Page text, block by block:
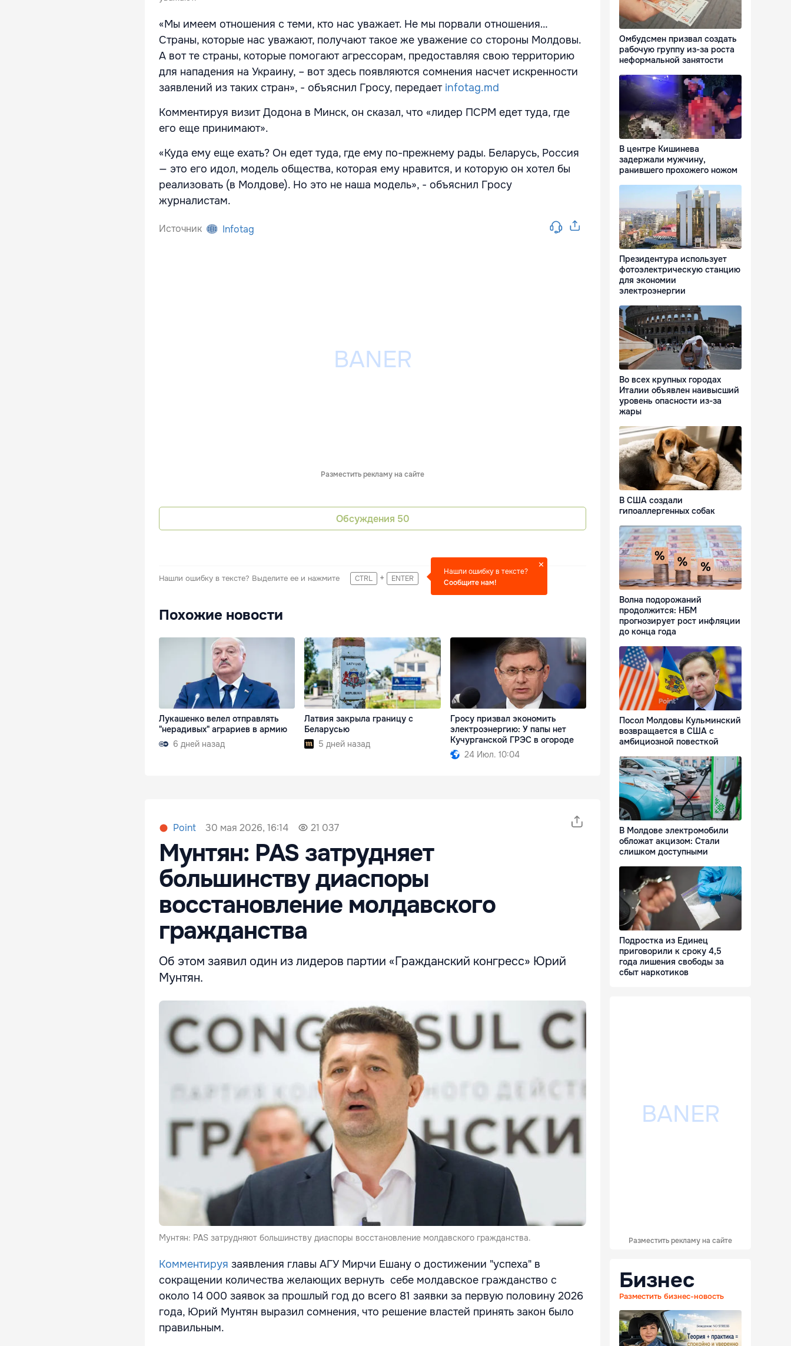
«Мы имеем отношения с теми, кто нас уважает. Не мы порвали отношения…
Страны, которые нас уважают, получают такое же уважение со стороны Молдовы.
А вот те страны, которые помогают агрессорам, предоставляя свою территорию
для нападения на Украину, – вот здесь появляются сомнения насчет искренности
заявлений из таких стран», - объяснил Гросу, передаетinfotag.md
Комментируя визит Додона в Минск, он сказал, что «лидер ПСРМ едет туда, где
его еще принимают».
«Куда ему еще ехать? Он едет туда, где ему по-прежнему рады. Беларусь, Россия
— это его идол, модель общества, которая ему нравится, и которую он хотел бы
реализовать (в Молдове). Но это не наша модель», - объяснил Гросу
журналистам.
Источник Infotag
Разместить рекламу на сайте
Обсуждения 50
Нашли ошибку в тексте? Выделите ее и нажмите CTRL + ENTER
Нашли ошибку в тексте?
Сообщите нам!
Похожие новости
Лукашенко велел отправлять
"нерадивых" аграриев в армию
6 дней назад
Латвия закрыла границу с
Беларусью
5 дней назад
Гросу призвал экономить
электроэнергию: У папы нет
Кучурганской ГРЭС в огороде
24 Июл. 10:04
Point 30 мая 2026, 16:14 21 037
Мунтян: PAS затрудняет
большинству диаспоры
восстановление молдавского
гражданства
Об этом заявил один из лидеров партии «Гражданский конгресс» Юрий
Мунтян.
Мунтян: PAS затрудняют большинству диаспоры восстановление молдавского гражданства.
Комментируя заявления главы АГУ Мирчи Ешану о достижении "успеха" в
сокращении количества желающих вернуть себе молдавское гражданство с
около 14 000 заявок за прошлый год до всего 81 заявки за первую половину 2026
года, Юрий Мунтян выразил сомнения, что решение властей принять закон было
правильным.
Омбудсмен призвал создать
рабочую группу из-за роста
неформальной занятости
В центре Кишинева
задержали мужчину,
ранившего прохожего ножом
Президентура использует
фотоэлектрическую станцию
для экономии
электроэнергии
Во всех крупных городах
Италии объявлен наивысший
уровень опасности из-за
жары
В США создали
гипоаллергенных собак
Волна подорожаний
продолжится: НБМ
прогнозирует рост инфляции
до конца года
Посол Молдовы Кульминский
возвращается в США с
амбициозной повесткой
В Молдове электромобили
обложат акцизом: Стали
слишком доступными
Подростка из Единец
приговорили к сроку 4,5
года лишения свободы за
сбыт наркотиков
Разместить рекламу на сайте
Бизнес
Разместить бизнес-новость